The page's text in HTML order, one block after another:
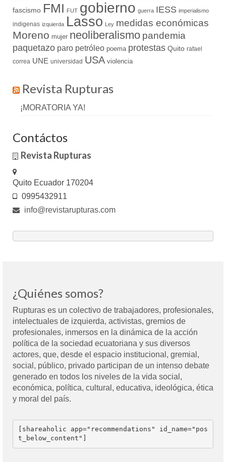
fascismo FMI FUT gobierno guerra IESS imperialismo
indigenas izquierda Lasso Ley medidas económicas
Moreno mujer neoliberalismo pandemia
paquetazo paro petróleo poema protestas Quito rafael
correa UNE universidad USA violencia
Revista Rupturas
¡MORATORIA YA!
Contáctos
Revista Rupturas
Quito Ecuador 170204
0995432911
info@revistarupturas.com
¿Quiénes somos?
Rupturas es un colectivo de trabajadores, profesionales,
intelectuales de izquierda, activistas, gremios de
profesionales, inmersos en la dinámica de la acción
política de la sociedad ecuatoriana y sus diversos
actores, que, desde el espacio institucional, gremial,
social, público, privado participan de un intenso debate
generado en todos los niveles de la vida social,
económica, política, cultural, educativa, ideológica, ética
y moral del país.
[shareaholic app="recommendations" id_name="pos
t_below_content"]